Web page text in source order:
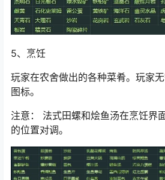
5、烹饪
玩家在农舍做出的各种菜肴。玩家
图标。
注意： 法式田螺和烩鱼汤在烹饪界
的位置对调。